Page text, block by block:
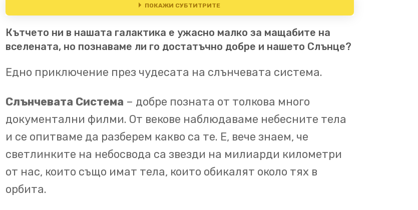
ПОКАЖИ СУБТИТРИТЕ
00:04 Слънчевата система. Нашият дом в космоса.Ние
живеем в спокойна част на Млечния Път.Нашият
дом е Слънчевата система,4.5 милиарда годишна
Галактиката
00:20
с 200,000 км/ч и прави пълна обиколка на всеки 250
милиона години.Нашата звезда, Слънцето, е в
центъра на Слънчевата система.Обикалят я осем
Кътчето ни в нашата галактика е ужасно малко за мащабите на
вселената, но познаваме ли го достатъчно добре и нашето Слънце?
Едно приключение през чудесата на слънчевата система.
Слънчевата Система – добре позната от толкова много
документални филми. От векове наблюдаваме небесните тела
и се опитваме да разберем какво са те. Е, вече знаем, че
светлинките на небосвода са звезди на милиарди километри
от нас, които също имат тела, които обикалят около тях в
орбита.